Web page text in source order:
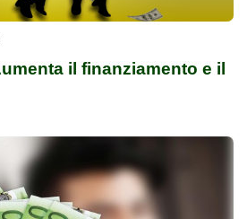
il finanziamento e il